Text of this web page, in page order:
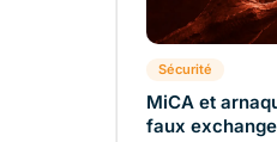
Sécurité
MiCA et
faux